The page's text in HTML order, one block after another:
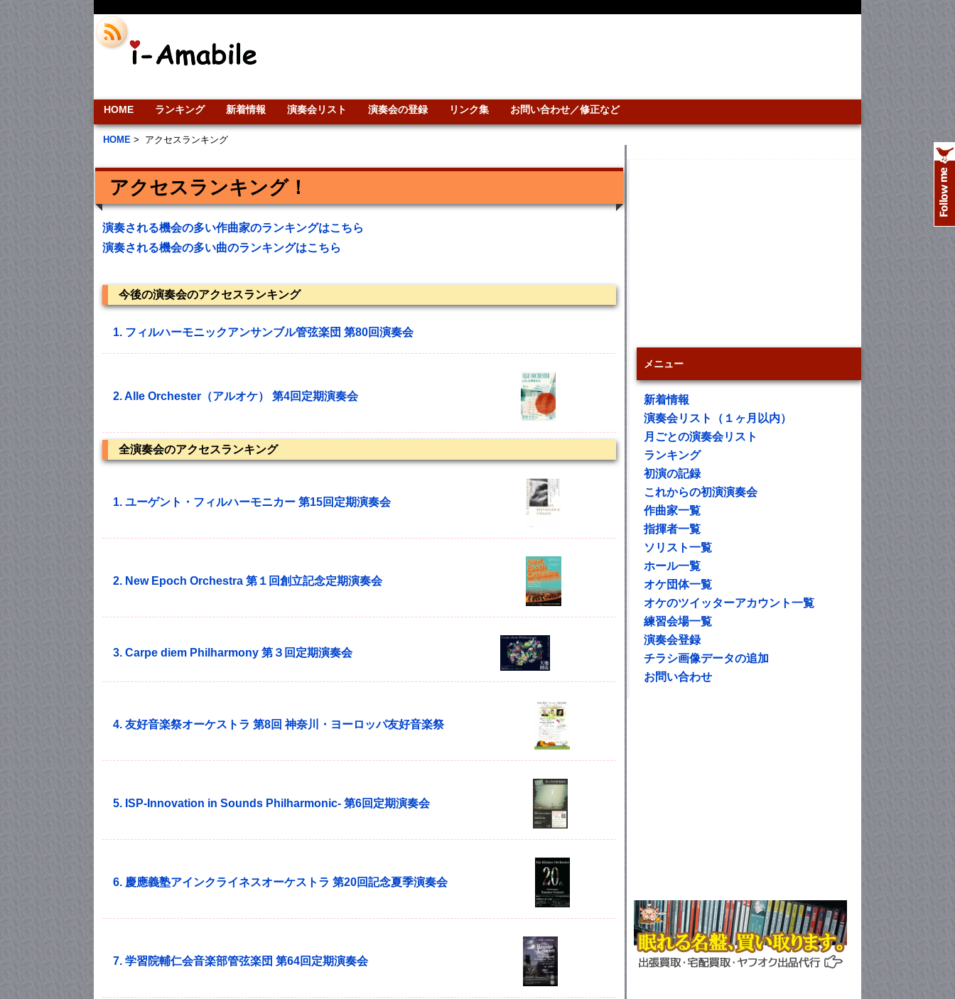
HOME ランキング 新着情報 演奏会リスト 演奏会の登録 リンク集 お問い合わせ／修正など
HOME > アクセスランキング
アクセスランキング！
演奏される機会の多い作曲家のランキングはこちら
演奏される機会の多い曲のランキングはこちら
今後の演奏会のアクセスランキング
1. フィルハーモニックアンサンブル管弦楽団 第80回演奏会
2. Alle Orchester（アルオケ） 第4回定期演奏会
全演奏会のアクセスランキング
1. ユーゲント・フィルハーモニカー 第15回定期演奏会
2. New Epoch Orchestra 第１回創立記念定期演奏会
3. Carpe diem Philharmony 第３回定期演奏会
4. 友好音楽祭オーケストラ 第8回 神奈川・ヨーロッパ友好音楽祭
5. ISP-Innovation in Sounds Philharmonic- 第6回定期演奏会
6. 慶應義塾アインクライネスオーケストラ 第20回記念夏季演奏会
7. 学習院輔仁会音楽部管弦楽団 第64回定期演奏会
メニュー
新着情報
演奏会リスト（１ヶ月以内）
月ごとの演奏会リスト
ランキング
初演の記録
これからの初演演奏会
作曲家一覧
指揮者一覧
ソリスト一覧
ホール一覧
オケ団体一覧
オケのツイッターアカウント一覧
練習会場一覧
演奏会登録
チラシ画像データの追加
お問い合わせ